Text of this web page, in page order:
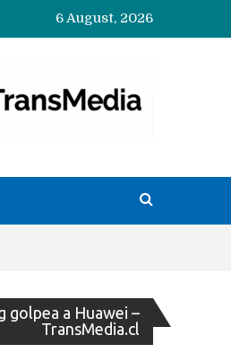
6 August, 2026
golpea a Huawei –
TransMedia.cl
de
vídeo